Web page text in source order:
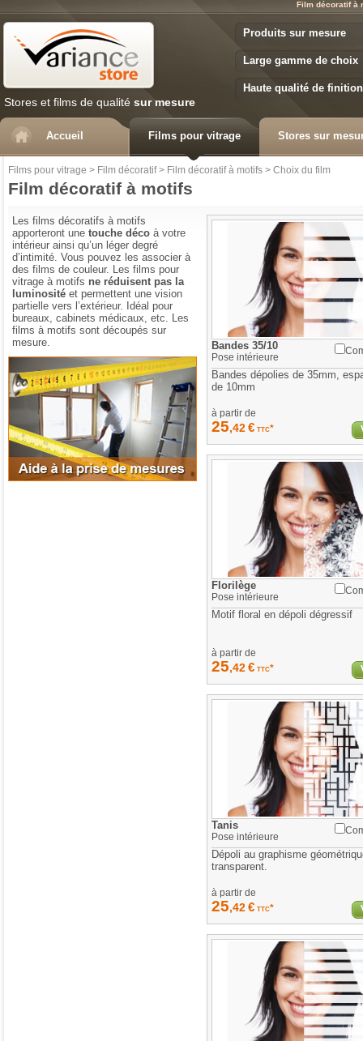
Film décoratif à
Stores et films de qualité sur mesure
Produits sur mesure
Large gamme de choix
Haute qualité de finition
Accueil Films pour vitrage Stores sur
Films pour vitrage > Film décoratif > Film décoratif à motifs > Choix du film
Film décoratif à motifs
Les films décoratifs à motifs
apporteront une touche déco à votre
intérieur ainsi qu’un léger degré
d’intimité. Vous pouvez les associer à
des films de couleur. Les films pour
vitrage à motifs ne réduisent pas la
luminosité et permettent une vision
partielle vers l’extérieur. Idéal pour
bureaux, cabinets médicaux, etc. Les
films à motifs sont découpés sur
mesure.
Aide à la prise de mesures
Bandes 35/10
Pose intérieure
Bandes dépolies de 35mm,
de 10mm
à partir de
25,42€ TTC*
Florilège
Pose intérieure
Motif floral en dépoli dégressif
à partir de
25,42€ TTC*
Tanis
Pose intérieure
Dépoli au graphisme
transparent.
à partir de
25,42€ TTC*